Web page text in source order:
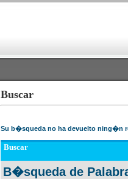
Buscar
Su b�squeda no ha devuelto ning�n
Buscar
B�squeda de